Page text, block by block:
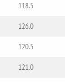
118.5
126.0
120.5
121.0